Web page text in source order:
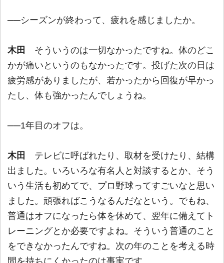
──シーズンが終わって、疲れを感じましたか。
木田
そういうのは一切なかったですね。体のどこ
かが痛いというのもなかったです。投げた次の日は
疲労感がありましたが、若かったから回復が早かっ
たし、体も強かったんでしょうね。
──1年目のオフは。
木田
テレビに呼ばれたり、取材を受けたり、結構
出ました。いろいろな有名人と対談するとか、そう
いう生活も初めてで、プロ野球ってすごいなと思い
ました。頑張ればこうなるんだなという。でもね、
普通はオフになったら体を休めて、翌年に備えてト
レーニングとか必要ですよね。そういう普通のこと
をできなかったんですね。次の年のことを考える時